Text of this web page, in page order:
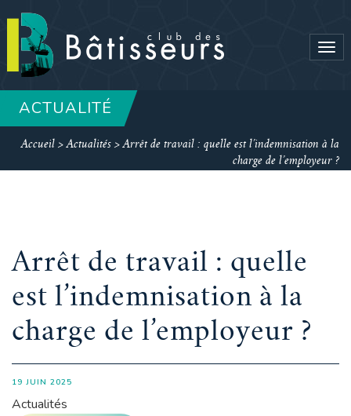
ACTUALITÉ
Accueil >Actualités >Arrêt de travail : quelle est l’indemnisation à la
charge de l’employeur ?
Arrêt de travail : quelle
est l’indemnisation à la
charge de l’employeur ?
19 JUIN 2025
Actualités